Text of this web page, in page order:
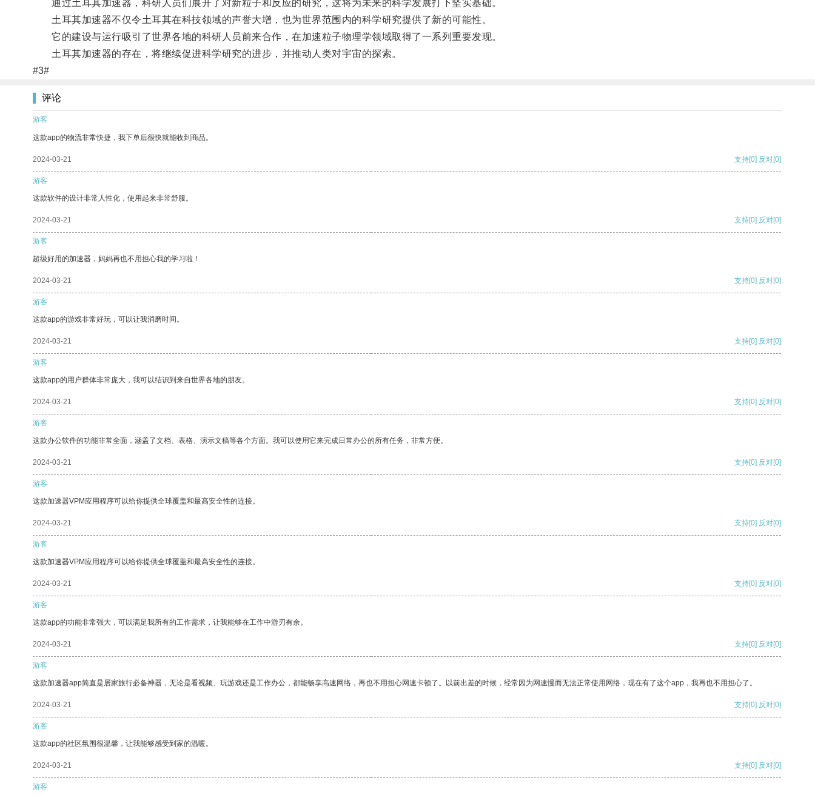
通过土耳其加速器，科研人员们展开了对新粒子和反应的研究，这将为未来的科学发展打下坚实基础。
土耳其加速器不仅令土耳其在科技领域的声誉大增，也为世界范围内的科学研究提供了新的可能性。
它的建设与运行吸引了世界各地的科研人员前来合作，在加速粒子物理学领域取得了一系列重要发现。
土耳其加速器的存在，将继续促进科学研究的进步，并推动人类对宇宙的探索。
#3#
评论
游客
这款app的物流非常快捷，我下单后很快就能收到商品。
2024-03-21 支持[0] 反对[0]
游客
这款软件的设计非常人性化，使用起来非常舒服。
2024-03-21 支持[0] 反对[0]
游客
超级好用的加速器，妈妈再也不用担心我的学习啦！
2024-03-21 支持[0] 反对[0]
游客
这款app的游戏非常好玩，可以让我消磨时间。
2024-03-21 支持[0] 反对[0]
游客
这款app的用户群体非常庞大，我可以结识到来自世界各地的朋友。
2024-03-21 支持[0] 反对[0]
游客
这款办公软件的功能非常全面，涵盖了文档、表格、演示文稿等各个方面。我可以使用它来完成日常办公的所有任务，非常方便。
2024-03-21 支持[0] 反对[0]
游客
这款加速器VPM应用程序可以给你提供全球覆盖和最高安全性的连接。
2024-03-21 支持[0] 反对[0]
游客
这款加速器VPM应用程序可以给你提供全球覆盖和最高安全性的连接。
2024-03-21 支持[0] 反对[0]
游客
这款app的功能非常强大，可以满足我所有的工作需求，让我能够在工作中游刃有余。
2024-03-21 支持[0] 反对[0]
游客
这款加速器app简直是居家旅行必备神器，无论是看视频、玩游戏还是工作办公，都能畅享高速网络，再也不用担心网速卡顿了。以前出差的时候，经常因为网速慢而无法正常使用网络，现在有了这个app，我再也不用担心了。
2024-03-21 支持[0] 反对[0]
游客
这款app的社区氛围很温馨，让我能够感受到家的温暖。
2024-03-21 支持[0] 反对[0]
游客